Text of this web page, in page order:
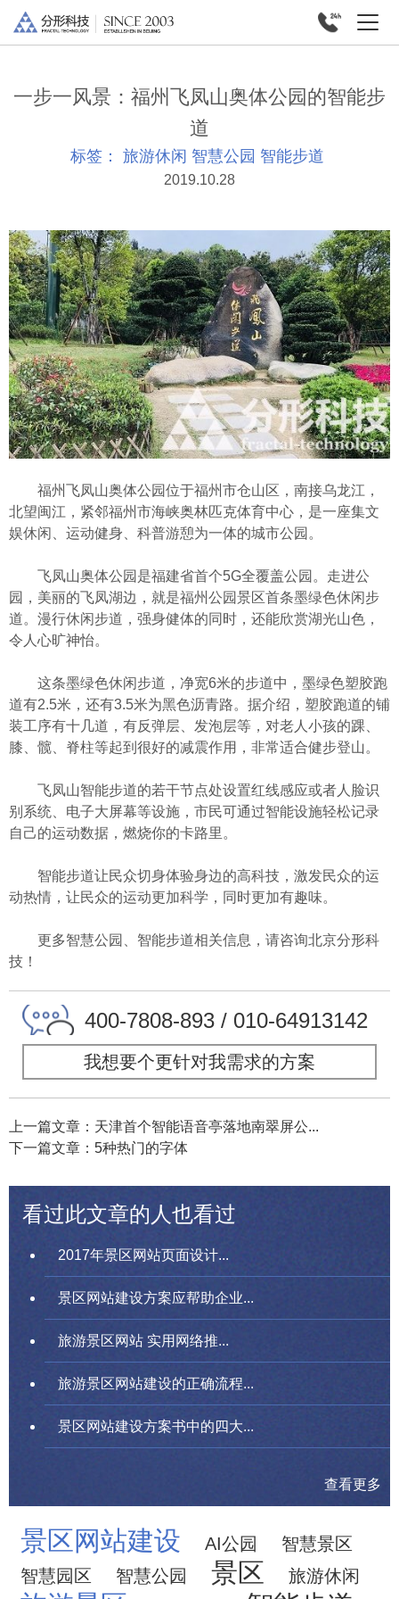
一步一风景：福州飞凤山奥体公园的智能步
道
标签： 旅游休闲 智慧公园 智能步道
2019.10.28
福州飞凤山奥体公园位于福州市仓山区，南接乌龙江，
北望闽江，紧邻福州市海峡奥林匹克体育中心，是一座集文
娱休闲、运动健身、科普游憩为一体的城市公园。
飞凤山奥体公园是福建省首个5G全覆盖公园。走进公
园，美丽的飞凤湖边，就是福州公园景区首条墨绿色休闲步
道。漫行休闲步道，强身健体的同时，还能欣赏湖光山色，
令人心旷神怡。
这条墨绿色休闲步道，净宽6米的步道中，墨绿色塑胶跑
道有2.5米，还有3.5米为黑色沥青路。据介绍，塑胶跑道的铺
装工序有十几道，有反弹层、发泡层等，对老人小孩的踝、
膝、髋、脊柱等起到很好的减震作用，非常适合健步登山。
飞凤山智能步道的若干节点处设置红线感应或者人脸识
别系统、电子大屏幕等设施，市民可通过智能设施轻松记录
自己的运动数据，燃烧你的卡路里。
智能步道让民众切身体验身边的高科技，激发民众的运
动热情，让民众的运动更加科学，同时更加有趣味。
更多智慧公园、智能步道相关信息，请咨询北京分形科
技 ！
400-7808-893 / 010-64913142
我想要个更针对我需求的方案
上一篇文章：天津首个智能语音亭落地南翠屏公...
下一篇文章：5种热门的字体
看过此文章的人也看过
2017年景区网站页面设计...
景区网站建设方案应帮助企业...
旅游景区网站 实用网络推...
旅游景区网站建设的正确流程...
景区网站建设方案书中的四大...
查看更多
景区网站建设 AI公园
智慧景区
智慧园区
智慧公园 景区 旅游休闲